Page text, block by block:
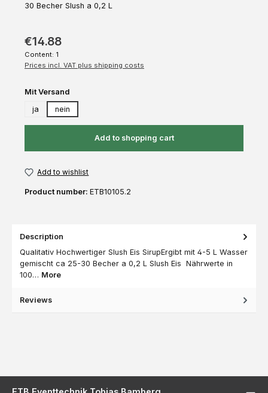
30 Becher Slush a 0,2 L
€14.88
Content: 1
Prices incl. VAT plus shipping costs
Select
Mit Versand
ja
nein
Add to shopping cart
Add to wishlist
Product number: ETB10105.2
Description
Qualitativ Hochwertiger Slush Eis SirupErgibt mit 4-5 L Wasser
gemischt ca 25-30 Becher a 0,2 L Slush Eis Nährwerte in
100… More
Reviews